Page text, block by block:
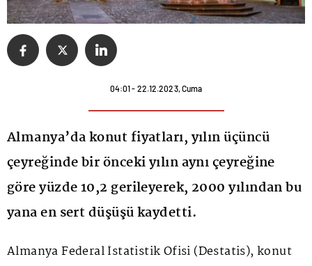
04:01 - 22.12.2023, Cuma
Almanya’da konut fiyatları, yılın üçüncü
çeyreğinde bir önceki yılın aynı çeyreğine
göre yüzde 10,2 gerileyerek, 2000 yılından bu
yana en sert düşüşü kaydetti.
Almanya Federal İstatistik Ofisi (Destatis), konut